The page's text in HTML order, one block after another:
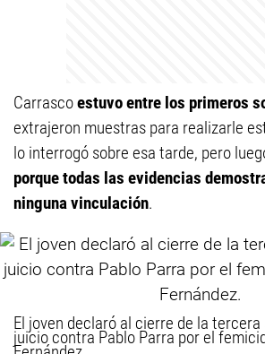
Carrascoestuvo entre los primeros
extrajeron muestras para realizarle
lo interrogó sobre esa tarde, pero
porque todas las evidencias
ninguna vinculación.
El joven declaró al cierre de la
juicio contra Pablo Parra por el